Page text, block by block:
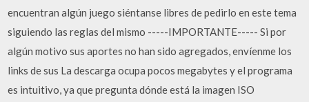
encuentran algún juego siéntanse libres de pedirlo en este tema
siguiendo las reglas del mismo -----IMPORTANTE----- Si por
algún motivo sus aportes no han sido agregados, envíenme los
links de sus La descarga ocupa pocos megabytes y el programa
es intuitivo, ya que pregunta dónde está la imagen ISO